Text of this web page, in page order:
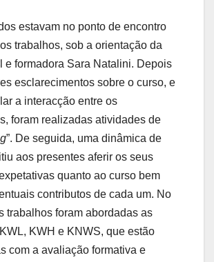
estavam no ponto de encontro
trabalhos, sob a orientação da
e formadora Sara Natalini. Depois
esclarecimentos sobre o curso, e
a interacção entre os
foram realizadas atividades de
”. De seguida, uma dinâmica de
aos presentes aferir os seus
quanto ao curso bem
contributos de cada um. No
trabalhos foram abordadas as
KWH e KNWS, que estão
com a avaliação formativa e